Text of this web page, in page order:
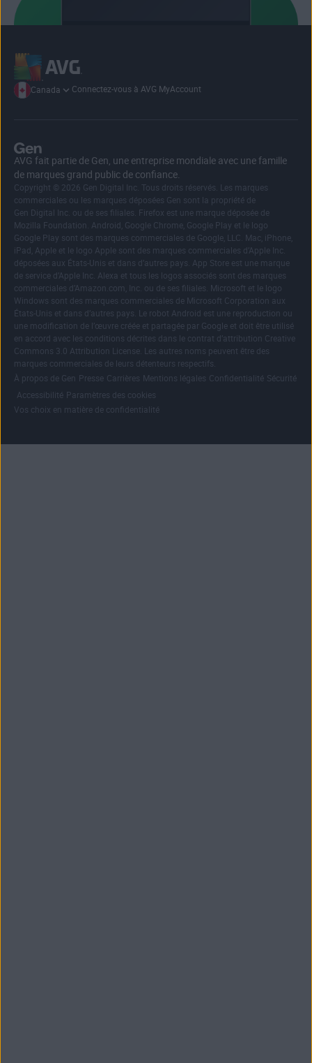
Canada Connectez-vous à AVG MyAccount
AVG fait partie de Gen, une entreprise mondiale avec une famille
de marques grand public de confiance.
Copyright © 2026 Gen Digital Inc. Tous droits réservés. Les marques
commerciales ou les marques déposées Gen sont la propriété de
Gen Digital Inc. ou de ses filiales. Firefox est une marque déposée de
Mozilla Foundation. Android, Google Chrome, Google Play et le logo
Google Play sont des marques commerciales de Google, LLC. Mac, iPhone,
iPad, Apple et le logo Apple sont des marques commerciales d’Apple Inc.
déposées aux États-Unis et dans d’autres pays. App Store est une marque
de service d’Apple Inc. Alexa et tous les logos associés sont des marques
commerciales d’Amazon.com, Inc. ou de ses filiales. Microsoft et le logo
Windows sont des marques commerciales de Microsoft Corporation aux
États-Unis et dans d’autres pays. Le robot Android est une reproduction ou
une modification de l’œuvre créée et partagée par Google et doit être utilisé
en accord avec les conditions décrites dans le contrat d’attribution Creative
Commons 3.0 Attribution License. Les autres noms peuvent être des
marques commerciales de leurs détenteurs respectifs.
À propos de Gen Presse Carrières Mentions légales Confidentialité Sécurité
Accessibilité Paramètres des cookies
Vos choix en matière de confidentialité